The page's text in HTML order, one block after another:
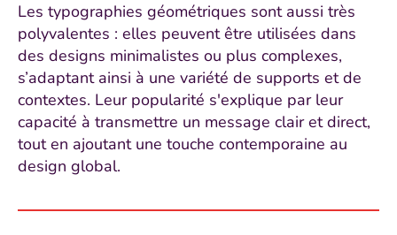
Les typographies géométriques sont aussi très
polyvalentes : elles peuvent être utilisées dans
des designs minimalistes ou plus complexes,
s’adaptant ainsi à une variété de supports et de
contextes. Leur popularité s'explique par leur
capacité à transmettre un message clair et direct,
tout en ajoutant une touche contemporaine au
design global.